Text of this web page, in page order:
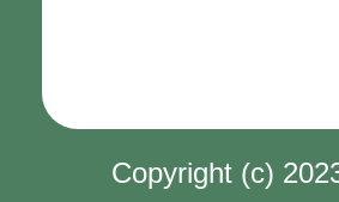
Copyright (c)